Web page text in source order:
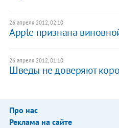
26 апреля 2012, 02:10
Apple признана
26 апреля 2012, 01:10
Шведы не доверяют
Про нас
Реклама на сайте